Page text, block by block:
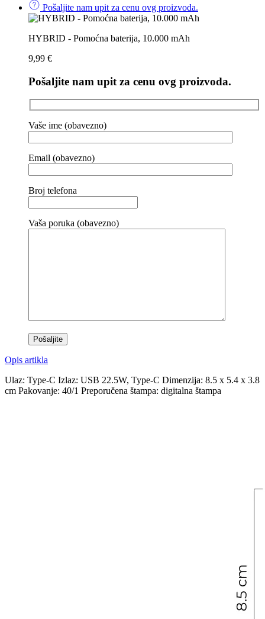
Pošaljite nam upit za cenu ovg proizvoda.
HYBRID - Pomoćna baterija, 10.000 mAh
9,99 €
Pošaljite nam upit za cenu ovg proizvoda.
Vaše ime (obavezno)
Email (obavezno)
Broj telefona
Vaša poruka (obavezno)
Opis artikla
Ulaz: Type-C Izlaz: USB 22.5W, Type-C Dimenzija: 8.5 x 5.4 x 3.8
cm Pakovanje: 40/1 Preporučena štampa: digitalna štampa